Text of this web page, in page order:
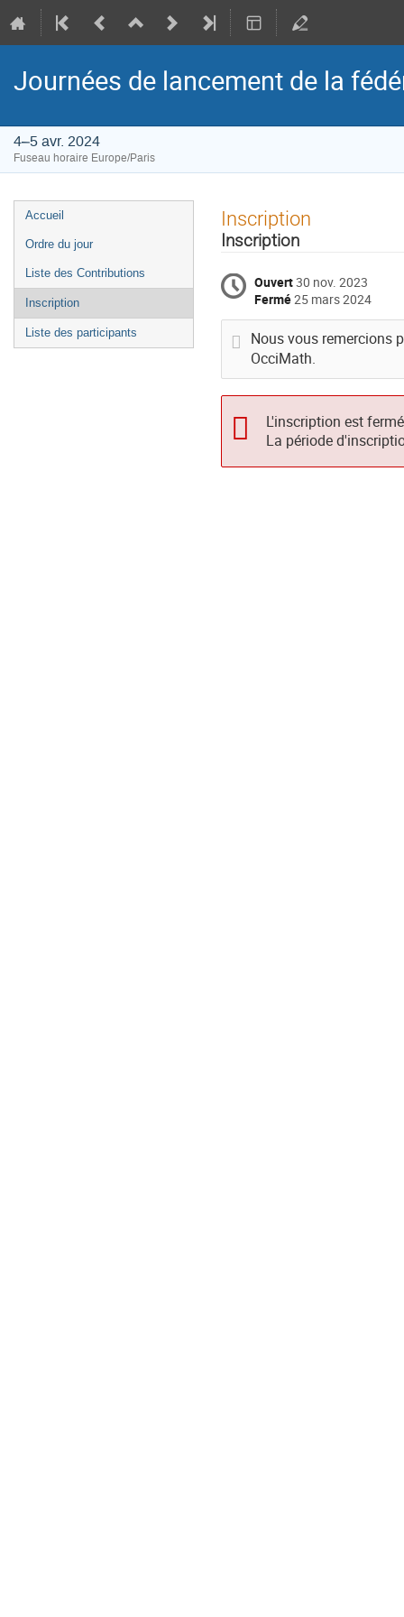
Journées de lancement de la
4–5 avr. 2024
Fuseau horaire Europe/Paris
Menu
de
Accueil
Ordre du jour
Liste des Contributions
Inscription
Liste des participants
Inscription
Inscription
Ouvert30 nov. 2023
Fermé25 mars 2024
Nous vous remercions
OcciMath.
L'inscription est
La période